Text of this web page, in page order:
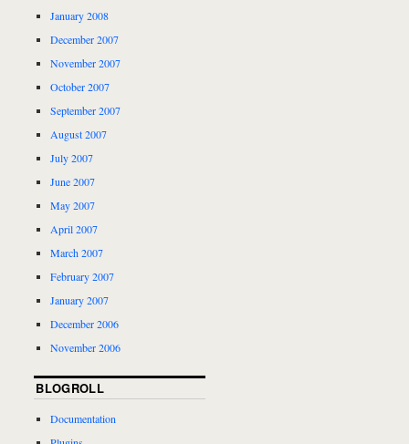
January 2008
December 2007
November 2007
October 2007
September 2007
August 2007
July 2007
June 2007
May 2007
April 2007
March 2007
February 2007
January 2007
December 2006
November 2006
BLOGROLL
Documentation